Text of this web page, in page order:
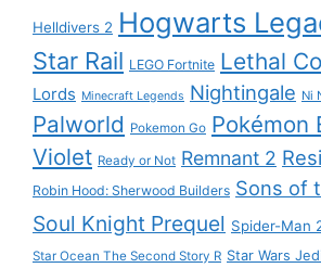
Helldivers 2 Hogwarts
Star Rail LEGO Fortnite Lethal
Lords Minecraft Legends Nightingale Ni
Palworld Pokemon Go Pokémon
Violet Ready or Not Remnant 2
Robin Hood: Sherwood Builders Sons of
Soul Knight Prequel Spider-Man
Star Ocean The Second Story R Star Wars